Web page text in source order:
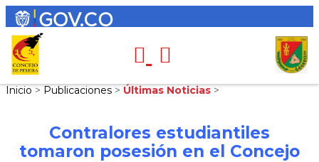
Inicio > Publicaciones > Últimas Noticias >
Contralores estudiantiles
tomaron posesión en el Concejo